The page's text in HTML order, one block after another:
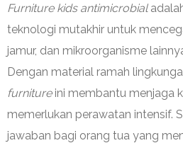
Furniture kids antimicrobial
teknologi mutakhir untuk
jamur, dan mikroorganisme
Dengan material ramah
furnitureini membantu menjaga
memerlukan perawatan intensif.
jawaban bagi orang tua yang